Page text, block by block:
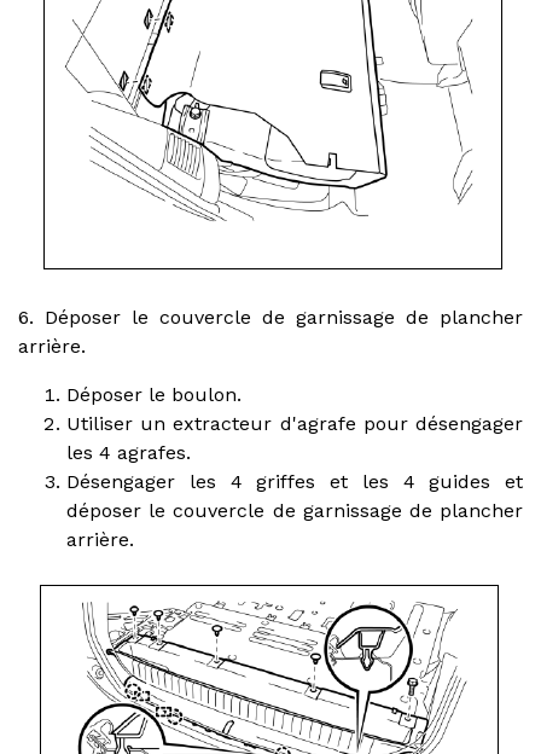
6. Déposer le couvercle de garnissage de plancher
arrière.
Déposer le boulon.
Utiliser un extracteur d'agrafe pour désengager
les 4 agrafes.
Désengager les 4 griffes et les 4 guides et
déposer le couvercle de garnissage de plancher
arrière.